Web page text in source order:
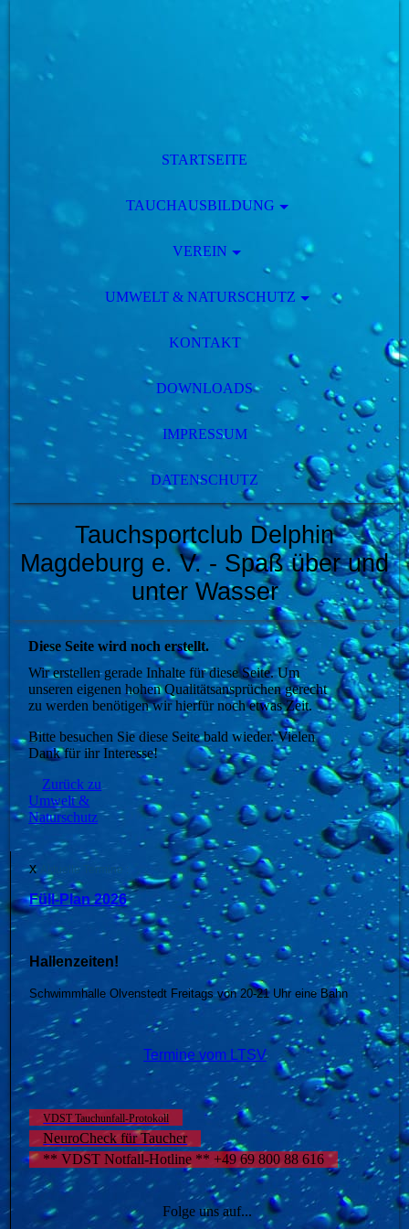
STARTSEITE
TAUCHAUSBILDUNG
VEREIN
UMWELT & NATURSCHUTZ
KONTAKT
DOWNLOADS
IMPRESSUM
DATENSCHUTZ
Tauchsportclub Delphin
Magdeburg e. V. - Spaß über und
unter Wasser
Diese Seite wird noch erstellt.
Wir erstellen gerade Inhalte für diese Seite. Um
unseren eigenen hohen Qualitätsansprüchen gerecht
zu werden benötigen wir hierfür noch etwas Zeit.
Bitte besuchen Sie diese Seite bald wieder. Vielen
Dank für ihr Interesse!
Zurück zu
Umwelt &
Naturschutz
x Aktuelle Termine :
Füll-Plan 2026
Hallenzeiten!
Schwimmhalle Olvenstedt Freitags von 20-21 Uhr eine Bahn
Termine vom LTSV
VDST Tauchunfall-Protokoll
NeuroCheck für Taucher
** VDST Notfall-Hotline ** +49 69 800 88 616
Folge uns auf...